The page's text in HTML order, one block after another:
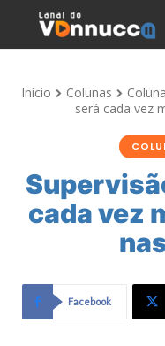
Início Colunas
será cada vez
cada vez
Facebook